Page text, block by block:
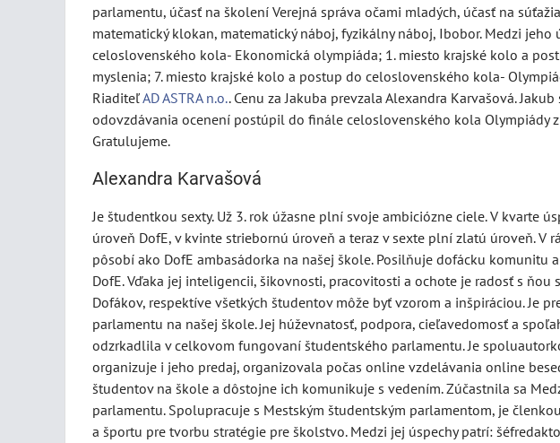
parlamentu, účasť na školení Verejná správa očami mladých, účasť na
matematický klokan, matematický náboj, fyzikálny náboj, Ibobor. Medzi
celoslovenského kola- Ekonomická olympiáda; 1. miesto krajské kolo a
myslenia; 7. miesto krajské kolo a postup do celoslovenského kola-
RiaditeľAD ASTRA n.o.. Cenu za Jakuba prevzala Alexandra Karvašová.
odovzdávania ocenení postúpil do finále celoslovenského kola Olympiády
Gratulujeme.
Alexandra Karvašová
Je študentkou sexty. Už 3. rok úžasne plní svoje ambiciózne ciele. V kvarte
úroveň DofE, v kvinte striebornú úroveň a teraz v sexte plní zlatú úroveň. V
pôsobí ako DofE ambasádorka na našej škole. Posilňuje dofácku komunitu
DofE. Vďaka jej inteligencii, šikovnosti, pracovitosti a ochote je radosť s ňou
Dofákov, respektíve všetkých študentov môže byť vzorom a inšpiráciou. Je
parlamentu na našej škole. Jej húževnatosť, podpora, cieľavedomosť a
odzrkadlila v celkovom fungovaní študentského parlamentu. Je
organizuje i jeho predaj, organizovala počas online vzdelávania online
študentov na škole a dôstojne ich komunikuje s vedením. Zúčastnila sa
parlamentu. Spolupracuje s Mestským študentským parlamentom, je
a športu pre tvorbu stratégie pre školstvo. Medzi jej úspechy patrí: